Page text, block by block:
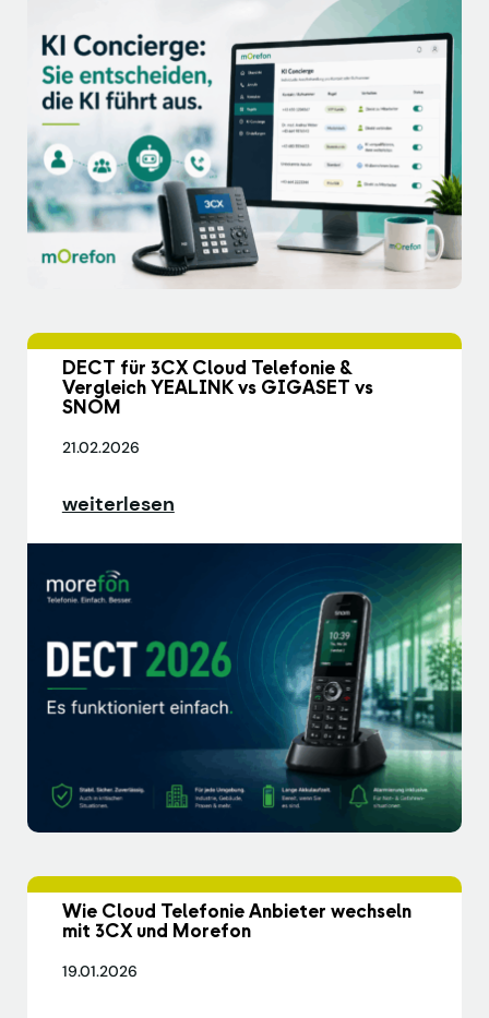
DECT für 3CX Cloud Telefonie &
Vergleich YEALINK vs GIGASET vs
SNOM
21.02.2026
weiterlesen
Wie Cloud Telefonie Anbieter wechseln
mit 3CX und Morefon
19.01.2026